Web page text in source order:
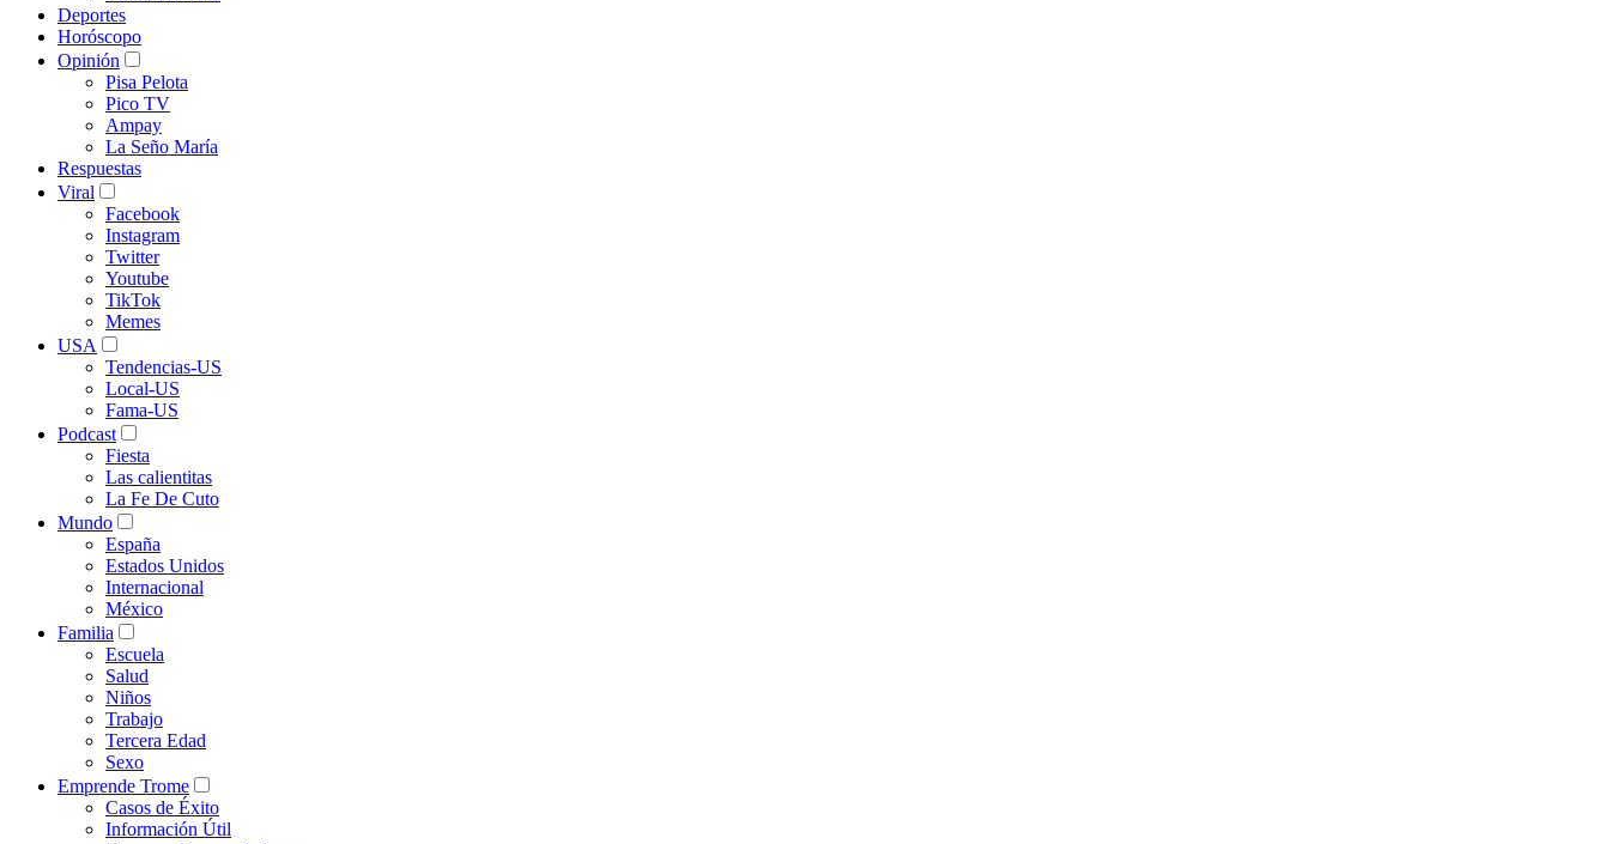
Deportes
Horóscopo
Opinión
Pisa Pelota
Pico TV
Ampay
La Seño María
Respuestas
Viral
Facebook
Instagram
Twitter
Youtube
TikTok
Memes
USA
Tendencias-US
Local-US
Fama-US
Podcast
Fiesta
Las calientitas
La Fe De Cuto
Mundo
España
Estados Unidos
Internacional
México
Familia
Escuela
Salud
Niños
Trabajo
Tercera Edad
Sexo
Emprende Trome
Casos de Éxito
Información Útil